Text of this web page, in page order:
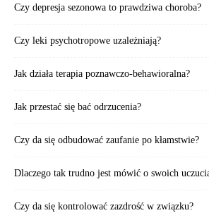
Czy depresja sezonowa to prawdziwa choroba?
Czy leki psychotropowe uzależniają?
Jak działa terapia poznawczo-behawioralna?
Jak przestać się bać odrzucenia?
Czy da się odbudować zaufanie po kłamstwie?
Dlaczego tak trudno jest mówić o swoich
Czy da się kontrolować zazdrość w związku?